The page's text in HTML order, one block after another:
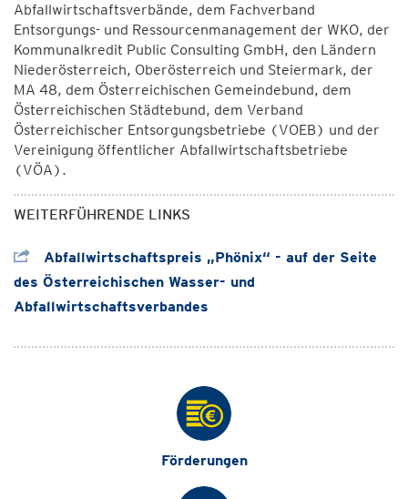
Abfallwirtschaftsverbände, dem Fachverband
Entsorgungs- und Ressourcenmanagement der WKO, der
Kommunalkredit Public Consulting GmbH, den Ländern
Niederösterreich, Oberösterreich und Steiermark, der
MA 48, dem Österreichischen Gemeindebund, dem
Österreichischen Städtebund, dem Verband
Österreichischer Entsorgungsbetriebe (VOEB) und der
Vereinigung öffentlicher Abfallwirtschaftsbetriebe
(VÖA).
WEITERFÜHRENDE LINKS
Abfallwirtschaftspreis „Phönix“ - auf der Seite
des Österreichischen Wasser- und
Abfallwirtschaftsverbandes
Förderungen